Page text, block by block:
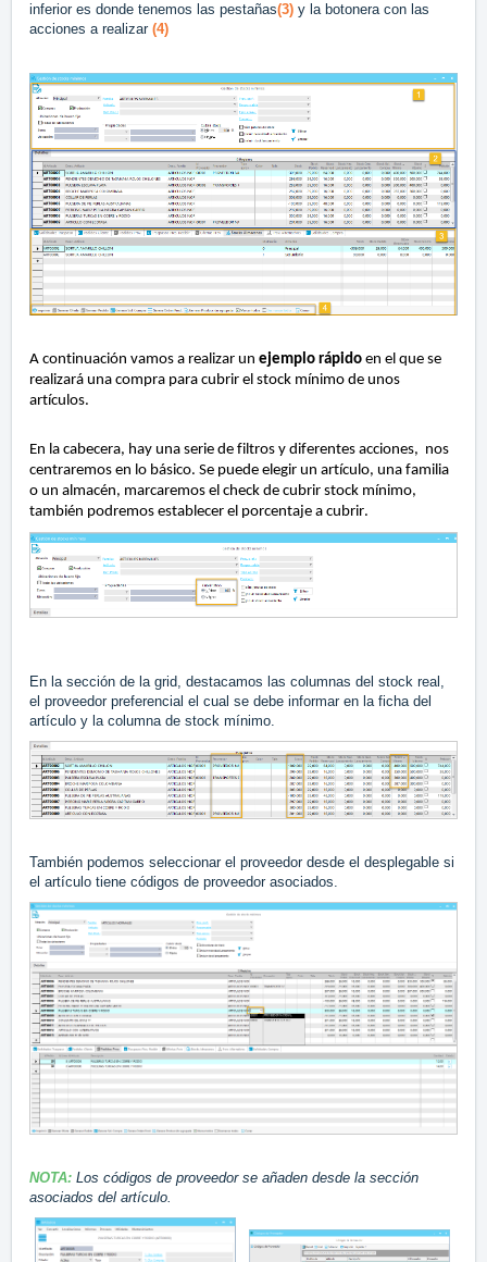
inferior es donde tenemos las pestañas(3) y la botonera con las
acciones a realizar (4)
A continuación vamos a realizar un ejemplo rápido en el que se
realizará una compra para cubrir el stock mínimo de unos
artículos.
En la cabecera, hay una serie de filtros y diferentes acciones, nos
centraremos en lo básico. Se puede elegir un artículo, una familia
o un almacén, marcaremos el check de cubrir stock mínimo,
también podremos establecer el porcentaje a cubrir.
En la sección de la grid, destacamos las columnas del stock real,
el proveedor preferencial el cual se debe informar en la ficha del
artículo y la columna de stock mínimo.
También podemos seleccionar el proveedor desde el desplegable si
el artículo tiene códigos de proveedor asociados.
NOTA: Los códigos de proveedor se añaden desde la sección
asociados del artículo.